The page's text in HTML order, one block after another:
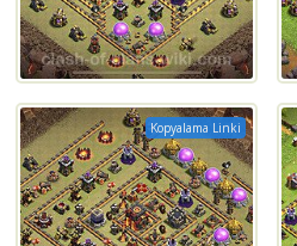
Kopyalama Linki